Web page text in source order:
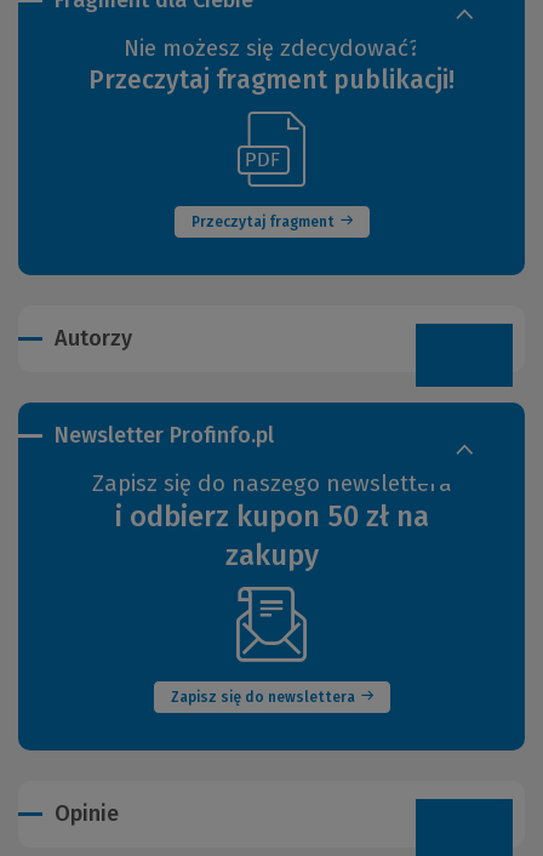
Nie możesz się zdecydować?
Przeczytaj fragment publikacji!
Przeczytaj fragment
(Nowe
okno)
innej
Autorzy
Newsletter Profinfo.pl
Zapisz się do naszego newslettera
i odbierz kupon 50 zł na
zakupy
Zapisz się do newslettera
(Nowe
okno)
Opinie